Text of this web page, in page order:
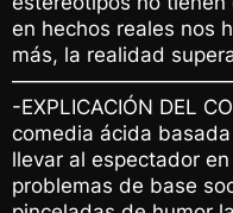
en hechos reales nos
más, la realidad
-EXPLICACIÓN DEL
comedia ácida
llevar al espectador
problemas de base